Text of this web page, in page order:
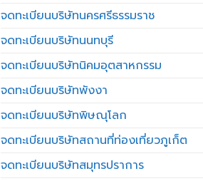
จดทะเบียนบริษัทนครศรีธรรมราช
จดทะเบียนบริษัทนนทบุรี
จดทะเบียนบริษัทนิคมอุตสาหกรรม
จดทะเบียนบริษัทพังงา
จดทะเบียนบริษัทพิษณุโลก
จดทะเบียนบริษัทสถานที่ท่องเที่ยวภูเก็ต
จดทะเบียนบริษัทสมุทรปราการ